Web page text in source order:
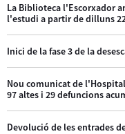
La Biblioteca l'Escorxador
l'estudi a partir de dilluns
Inici de la fase 3 de la
Nou comunicat de
97 altes i 29 defuncions
Devolució de les entrades